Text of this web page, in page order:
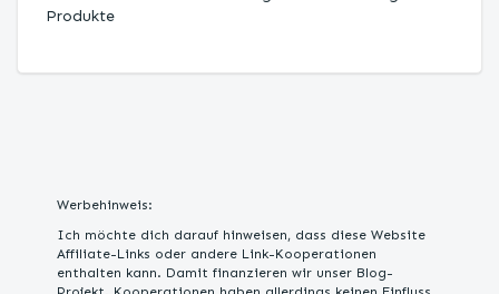
Produkte
Werbehinweis:
Ich möchte dich darauf hinweisen, dass diese Website
Affiliate-Links oder andere Link-Kooperationen
enthalten kann. Damit finanzieren wir unser Blog-